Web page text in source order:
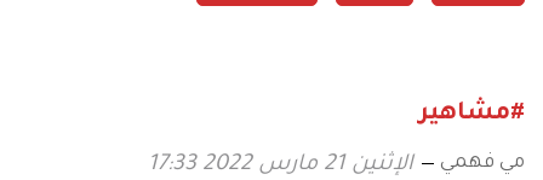
#مشاهير
مي فهمي الإثنين 21 مارس 2022 17:33